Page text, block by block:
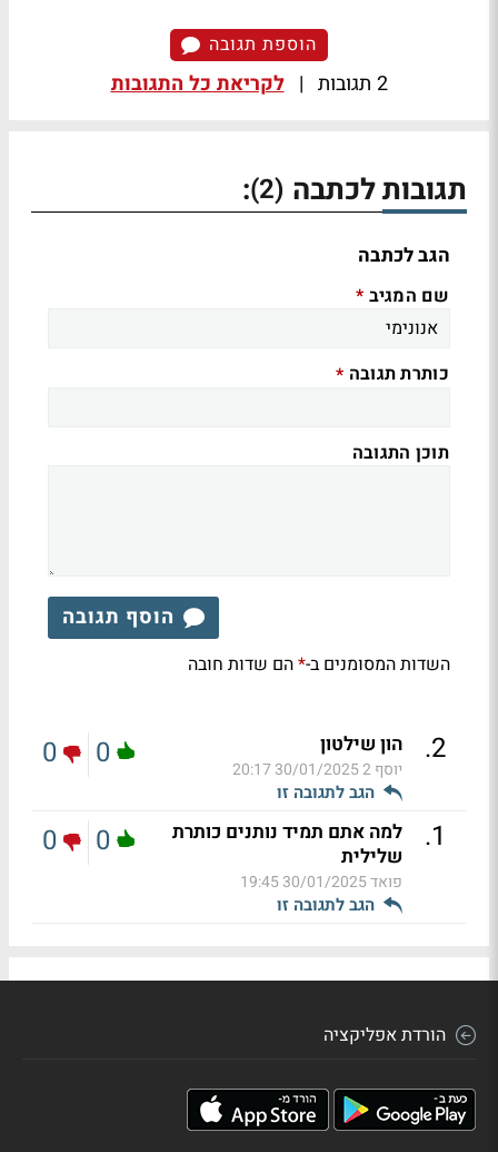
הוספת תגובה
2 תגובות | לקריאת כל התגובות
תגובות לכתבה (2)
:
הגב לכתבה
שם המגיב *
כותרת תגובה *
תוכן התגובה
הוסף תגובה
השדות המסומנים ב-*הם שדות חובה
2
. הון שילטון
יוסף 2 30/01/2025 20:17
הגב לתגובה זו
0
0
1
.
למה אתם תמיד נותנים כותרת
שלילית
פואד30/01/2025 19:45
הגב לתגובה זו
0
0
הורדת אפליקציה